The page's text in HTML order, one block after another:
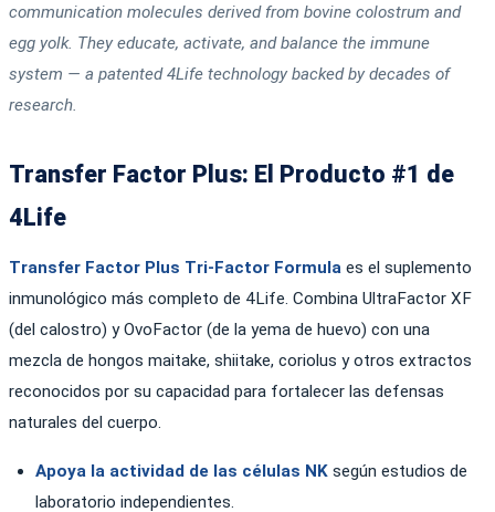
communication molecules derived from bovine colostrum and
egg yolk. They educate, activate, and balance the immune
system — a patented 4Life technology backed by decades of
research.
Transfer Factor Plus: El Producto #1 de
4Life
Transfer Factor Plus Tri-Factor Formula es el suplemento
inmunológico más completo de 4Life. Combina UltraFactor XF
(del calostro) y OvoFactor (de la yema de huevo) con una
mezcla de hongos maitake, shiitake, coriolus y otros extractos
reconocidos por su capacidad para fortalecer las defensas
naturales del cuerpo.
Apoya la actividad de las células NK según estudios de
laboratorio independientes.